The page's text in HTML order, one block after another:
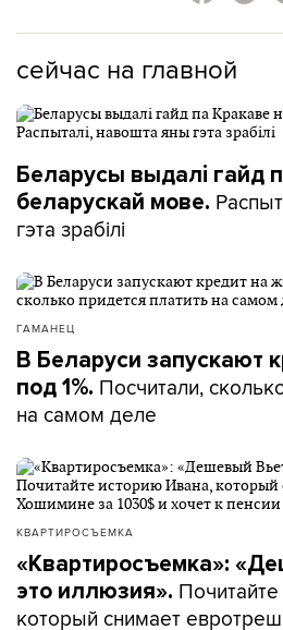
сейчас на главной
Беларусы выдалі гайд
беларускай мове.
гэта зрабілі
ГАМАНЕЦ
В Беларуси запускают
под 1%. Посчитали,
на самом деле
КВАРТИРОСЪЕМКА
«Квартиросъемка»:
это иллюзия».
который снимает